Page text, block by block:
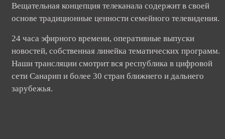
Вещательная концепция телеканала содержит в своей
основе традиционные ценности семейного телевидения.
24 часа эфирного времени, оперативные выпуски
новостей, собственная линейка тематических программ.
Наши трансляции смотрит вся республика в цифровой
сети Санарип и более 30 стран ближнего и дальнего
зарубежья.